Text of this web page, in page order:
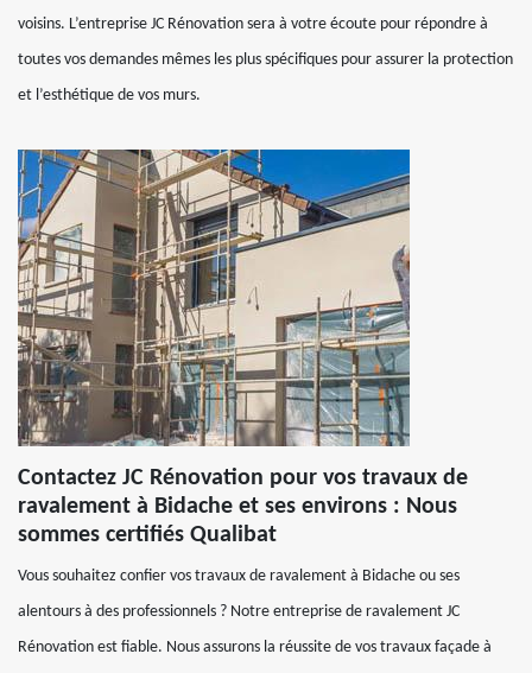
voisins. L’entreprise JC Rénovation sera à votre écoute pour répondre à
toutes vos demandes mêmes les plus spécifiques pour assurer la protection
et l’esthétique de vos murs.
Contactez JC Rénovation pour vos travaux de
ravalement à Bidache et ses environs : Nous
sommes certifiés Qualibat
Vous souhaitez confier vos travaux de ravalement à Bidache ou ses
alentours à des professionnels ? Notre entreprise de ravalement JC
Rénovation est fiable. Nous assurons la réussite de vos travaux façade à